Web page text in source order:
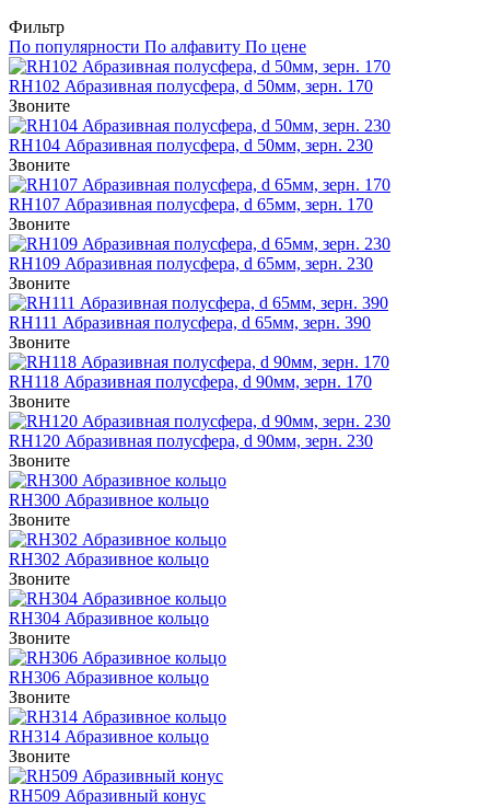
Фильтр
По популярности По алфавиту По цене
RH102 Абразивная полусфера, d 50мм, зерн. 170
Звоните
RH104 Абразивная полусфера, d 50мм, зерн. 230
Звоните
RH107 Абразивная полусфера, d 65мм, зерн. 170
Звоните
RH109 Абразивная полусфера, d 65мм, зерн. 230
Звоните
RH111 Абразивная полусфера, d 65мм, зерн. 390
Звоните
RH118 Абразивная полусфера, d 90мм, зерн. 170
Звоните
RH120 Абразивная полусфера, d 90мм, зерн. 230
Звоните
RH300 Абразивное кольцо
Звоните
RH302 Абразивное кольцо
Звоните
RH304 Абразивное кольцо
Звоните
RH306 Абразивное кольцо
Звоните
RH314 Абразивное кольцо
Звоните
RH509 Абразивный конус